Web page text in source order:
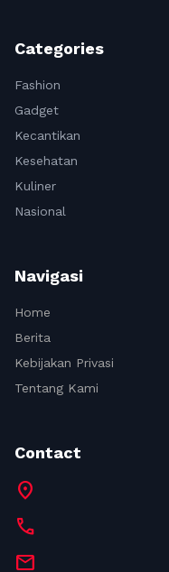
Categories
Fashion
Gadget
Kecantikan
Kesehatan
Kuliner
Nasional
Navigasi
Home
Berita
Kebijakan Privasi
Tentang Kami
Contact
location_on
call
mail